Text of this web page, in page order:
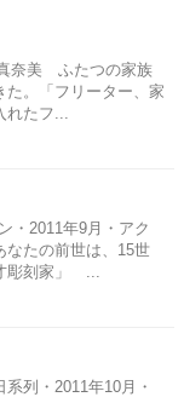
奈美 ふたつの家族
た。「フリーター、家
たフ...
・2011年9月・アク
たの前世は、15世
彫刻家」 ...
列・2011年10月・